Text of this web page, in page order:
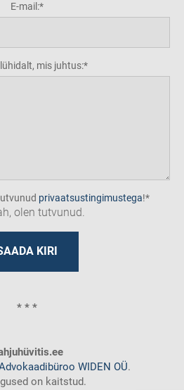
E-mail:
mis juhtus:
privaatsustingimustega!
olen tutvunud.
* * *
WIDEN OÜ.
on kaitstud.